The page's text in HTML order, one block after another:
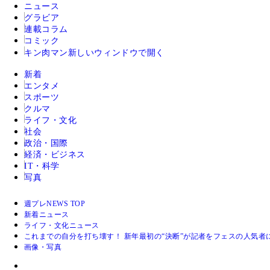
ニュース
グラビア
連載コラム
コミック
キン肉マン 新しいウィンドウで開く
新着
エンタメ
スポーツ
クルマ
ライフ・文化
社会
政治・国際
経済・ビジネス
IT・科学
写真
週プレNEWS TOP
新着ニュース
ライフ・文化ニュース
これまでの自分を打ち壊す！ 新年最初の“決断”が記者をフェスの人気者
画像・写真